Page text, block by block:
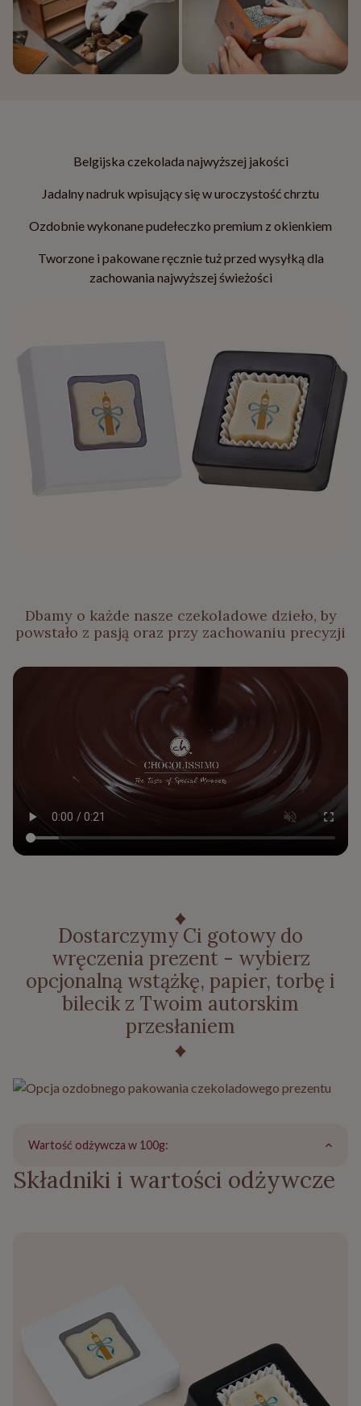
Belgijska czekolada najwyższej jakości
Jadalny nadruk wpisujący się w uroczystość chrztu
Ozdobnie wykonane pudełeczko premium z okienkiem
Tworzone i pakowane ręcznie tuż przed wysyłką dla
zachowania najwyższej świeżości
Dbamy o każde nasze czekoladowe dzieło, by
powstało z pasją oraz przy zachowaniu precyzji
Dostarczymy Ci gotowy do
wręczenia prezent - wybierz
opcjonalną wstążkę, papier, torbę i
bilecik z Twoim autorskim
przesłaniem
Wartość odżywcza w 100g:
Składniki i wartości odżywcze